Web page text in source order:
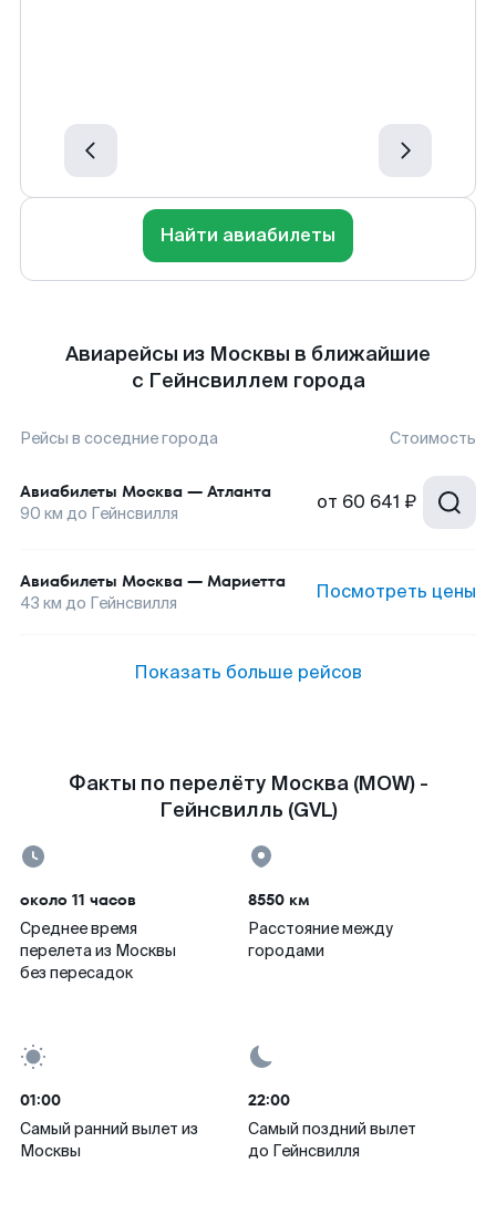
Найти авиабилеты
Авиарейсы из Москвы в ближайшие
с Гейнсвиллем города
Рейсы в соседние города Стоимость
Авиабилеты Москва — Атланта
90 км до Гейнсвилля от 60 641 ₽
Авиабилеты Москва — Мариетта
43 км до Гейнсвилля Посмотреть цены
Показать больше рейсов
Факты по перелёту Москва (MOW) -
Гейнсвилль (GVL)
около 11 часов
Среднее время
перелета из Москвы
без пересадок
8550 км
Расстояние между
городами
01:00
Самый ранний вылет из
Москвы
22:00
Самый поздний вылет
до Гейнсвилля